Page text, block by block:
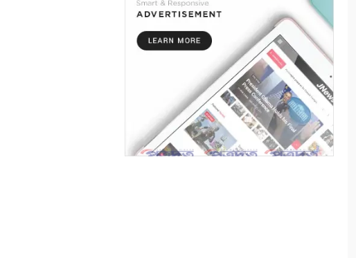
“কথার ভার”
মায়ার গভীরতা
৯